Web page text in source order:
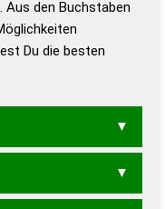
Grammatik
den Buchstaben
Du die besten